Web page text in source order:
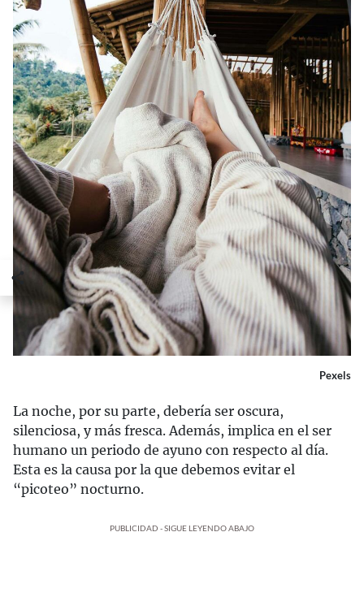
Pexels
La noche, por su parte, debería ser oscura,
silenciosa, y más fresca. Además, implica en el ser
humano un periodo de ayuno con respecto al día.
Esta es la causa por la que debemos evitar el
“picoteo” nocturno.
PUBLICIDAD - SIGUE LEYENDO ABAJO